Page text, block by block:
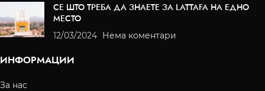
СЕ ШТО ТРЕБА ДА ЗНАЕТЕ ЗА LATTAFA НА ЕДНО
МЕСТО
12/03/2024 Нема коментари
ИНФОРМАЦИИ
За нас